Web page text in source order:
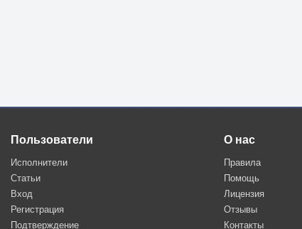
Пользователи
Исполнители
Статьи
Вход
Регистрация
Подтверждение
О нас
Правила
Помощь
Лицензия
Отзывы
Контакты